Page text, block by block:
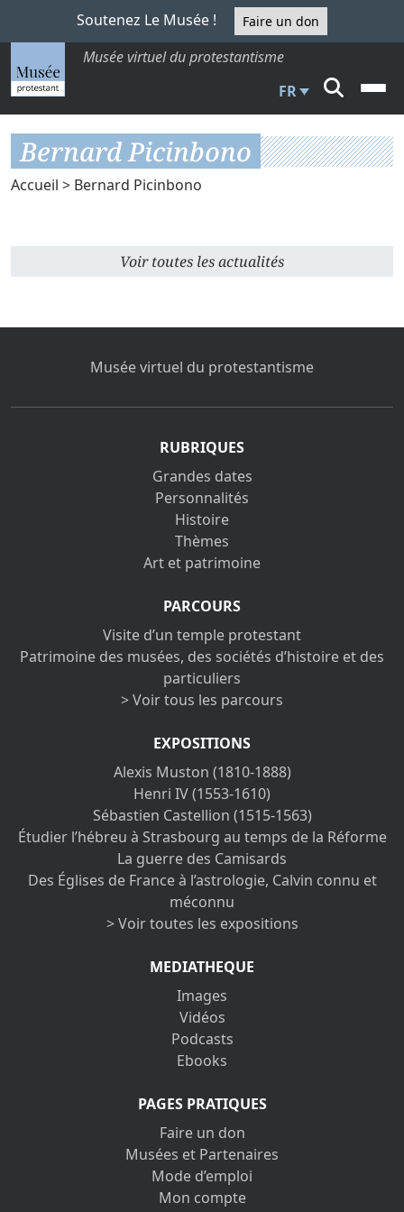
Soutenez Le Musée ! Faire un don
Musée virtuel du protestantisme
FR
Bernard Picinbono
Accueil > Bernard Picinbono
Voir toutes les actualités
Musée virtuel du protestantisme
RUBRIQUES
Grandes dates
Personnalités
Histoire
Thèmes
Art et patrimoine
PARCOURS
Visite d’un temple protestant
Patrimoine des musées, des sociétés d’histoire et des
particuliers
> Voir tous les parcours
EXPOSITIONS
Alexis Muston (1810-1888)
Henri IV (1553-1610)
Sébastien Castellion (1515-1563)
Étudier l’hébreu à Strasbourg au temps de la Réforme
La guerre des Camisards
Des Églises de France à l’astrologie, Calvin connu et
méconnu
> Voir toutes les expositions
MEDIATHEQUE
Images
Vidéos
Podcasts
Ebooks
PAGES PRATIQUES
Faire un don
Musées et Partenaires
Mode d’emploi
Mon compte